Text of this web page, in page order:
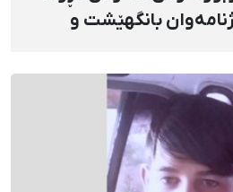
٢١ ڕۆژنامەوان بانگهێشت و